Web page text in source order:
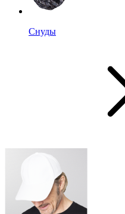
Снуды